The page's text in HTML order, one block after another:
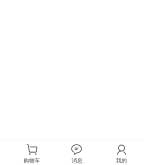
购物车 消息 我的